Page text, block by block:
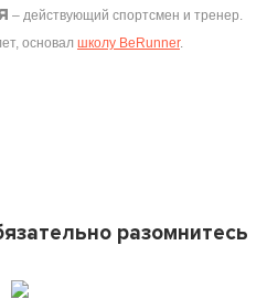
– действующий спортсмен и тренер.
основал школу BeRunner.
разомнитесь